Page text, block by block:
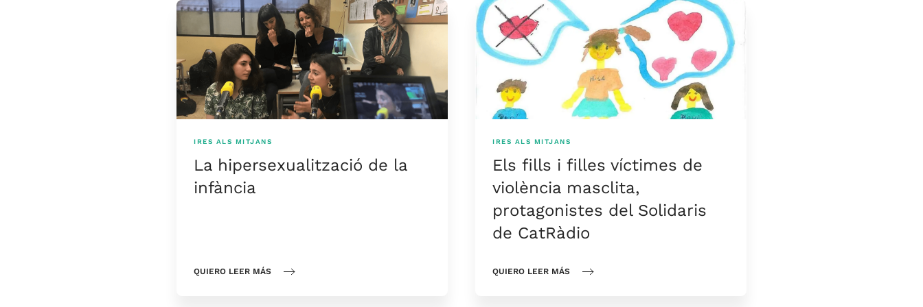
IRES ALS MITJANS
La hipersexualització de la
infància
QUIERO LEER MÁS
IRES ALS MITJANS
Els fills i filles víctimes de
violència masclita,
protagonistes del Solidaris
de CatRàdio
QUIERO LEER MÁS